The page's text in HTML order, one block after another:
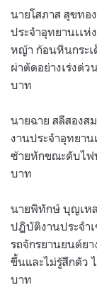
นายโสภาส สุขทอ
ประจำอุทยานเเห่
หญ้า ก้อนหินกระเ
ผ่าตัดอย่างเร่งด่
บาท
นายฉาย สลีสอง
งานประจำอุทยา
ซ้ายหักขณะดับไฟ
บาท
นายพิทักษ์ บุญเห
ปฏิบัติงานประจำ
รถจักรยานยนต์ย
ขึ้นและไม่รู้สึกตัว
บาท